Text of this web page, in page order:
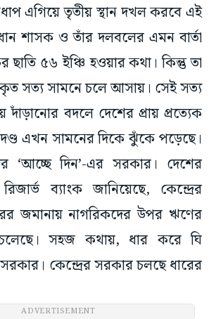
এগিয়ে তৃতীয় স্থান দখল করবে এই
শাসক ও তাঁর দলবলের এমন বার্তা
ছাতি ৫৬ ইঞ্চি হওয়ার কথা। কিন্তু তা
সত্য সামনে চলে আসায়। সেই সত্য
বদলে দেশের প্রায় প্রত্যেক
এখন সামনের দিকে ঝুঁকে পড়েছে।
‘আচ্ছে দিন’-এর সরকার। দেশের
ব্যাংক জানিয়েছে, কেন্দ্রের
জমানায় নাগরিকদের উপর ঋণের
সহজ কথায়, ধার করে ঘি
সরকার। কেন্দ্রের সরকার চলছে ধারের
ADVERTISEMENT